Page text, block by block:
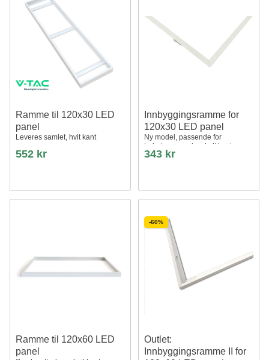
Ramme til 120x30 LED
panel
Leveres samlet, hvit kant
552 kr
Innbyggingsramme for
120x30 LED panel
Ny model, passende for
trebetong og gips, hvit kant
343 kr
Ramme til 120x60 LED
panel
-60%
Outlet:
Innbyggingsramme II for